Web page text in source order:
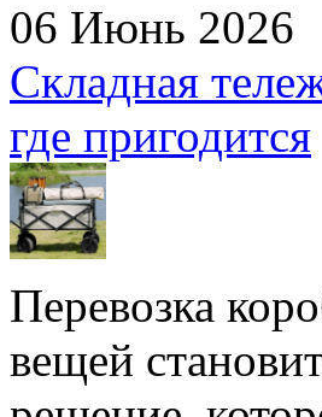
06 Июнь 2026
Складная
где пригодится
Перевозка
вещей